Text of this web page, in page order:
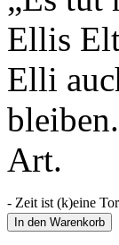
Ellis
Elli
Art.
- Zeit ist (k)eine
In den Warenkorb